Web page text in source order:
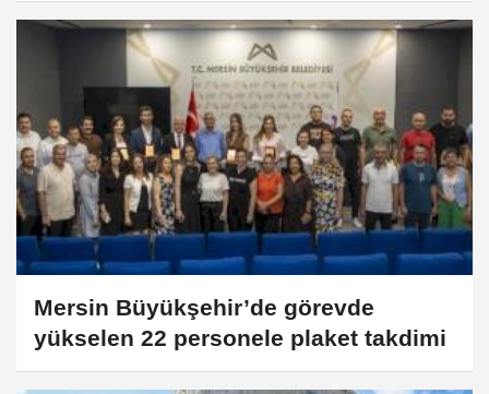
Mersin Büyükşehir’de görevde
yükselen 22 personele plaket takdimi